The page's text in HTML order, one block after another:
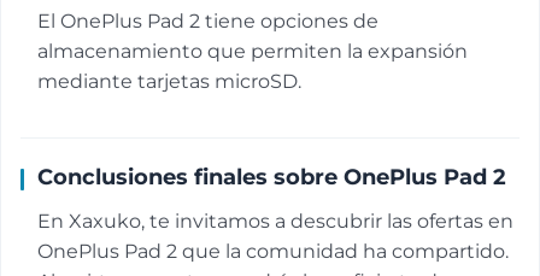
El OnePlus Pad 2 tiene opciones de
almacenamiento que permiten la expansión
mediante tarjetas microSD.
Conclusiones finales sobre OnePlus Pad 2
En Xaxuko, te invitamos a descubrir las ofertas en
OnePlus Pad 2 que la comunidad ha compartido.